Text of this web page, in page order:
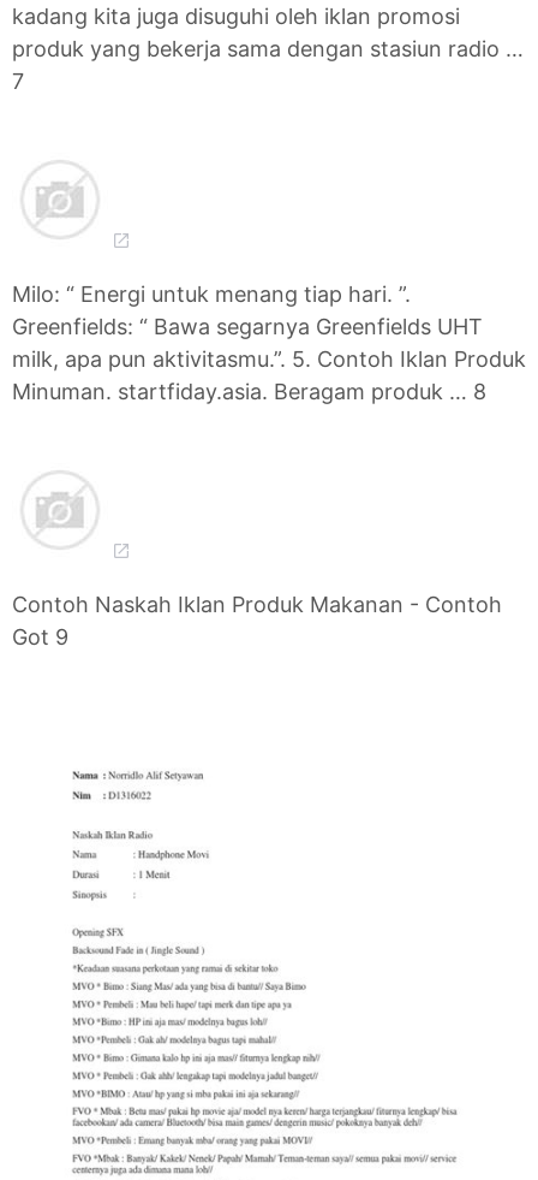
kadang kita juga disuguhi oleh iklan promosi
produk yang bekerja sama dengan stasiun radio …
7
Milo: “ Energi untuk menang tiap hari. ”.
Greenfields: “ Bawa segarnya Greenfields UHT
milk, apa pun aktivitasmu.”. 5. Contoh Iklan Produk
Minuman. startfiday.asia. Beragam produk … 8
Contoh Naskah Iklan Produk Makanan - Contoh
Got 9